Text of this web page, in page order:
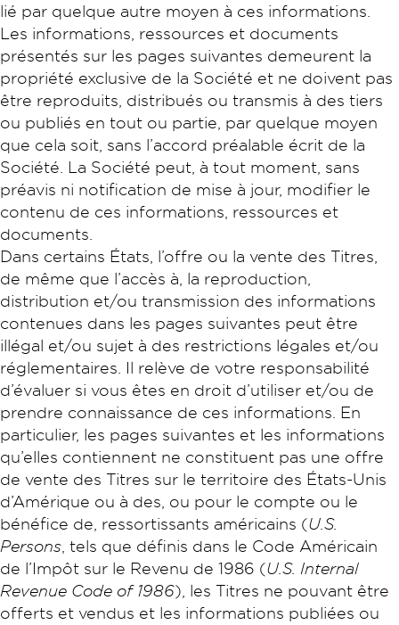
lié par quelque autre moyen à ces informations.
Les informations, ressources et documents
présentés sur les pages suivantes demeurent la
propriété exclusive de la Société et ne doivent pas
être reproduits, distribués ou transmis à des tiers
ou publiés en tout ou partie, par quelque moyen
que cela soit, sans l’accord préalable écrit de la
Société. La Société peut, à tout moment, sans
préavis ni notification de mise à jour, modifier le
contenu de ces informations, ressources et
documents.
Dans certains États, l’offre ou la vente des Titres,
de même que l’accès à, la reproduction,
distribution et/ou transmission des informations
contenues dans les pages suivantes peut être
illégal et/ou sujet à des restrictions légales et/ou
réglementaires. Il relève de votre responsabilité
d’évaluer si vous êtes en droit d’utiliser et/ou de
prendre connaissance de ces informations. En
particulier, les pages suivantes et les informations
qu’elles contiennent ne constituent pas une offre
de vente des Titres sur le territoire des États-Unis
d’Amérique ou à des, ou pour le compte ou le
bénéfice de, ressortissants américains (U.S.
Persons , tels que définis dans le Code Américain
de l’Impôt sur le Revenu de 1986 (U.S. Internal
Revenue Code of 1986), les Titres ne pouvant être
offerts et vendus et les informations publiées ou